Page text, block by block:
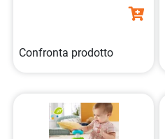
Confronta prodotto